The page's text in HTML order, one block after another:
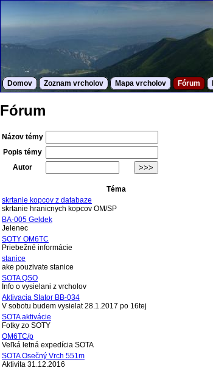
Domov Zoznam vrcholov Mapa vrcholov Fórum
Fórum
Názov témy
Popis témy
Autor
Téma
skrtanie kopcov z databaze
skrtanie hranicnych kopcov OM/SP
BA-005 Geldek
Jelenec
SOTY OM6TC
Priebežné informácie
stanice
ake pouzivate stanice
SOTA QSO
Info o vysielani z vrcholov
Aktivacia SIator BB-034
V sobotu budem vysielat 28.1.2017 po 16tej
SOTA aktivácie
Fotky zo SOTY
OM6TC/p
Veľká letná expedícia SOTA
SOTA Osečný Vrch 551m
Aktivita 31.12.2016